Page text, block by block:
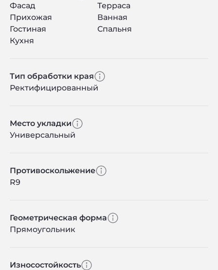
Фасад
Терраса
Прихожая
Ванная
Гостиная
Спальня
Кухня
Тип обработки края
Ректифицированный
Место укладки
Универсальный
Противоскольжение
R9
Геометрическая форма
Прямоугольник
Износостойкость